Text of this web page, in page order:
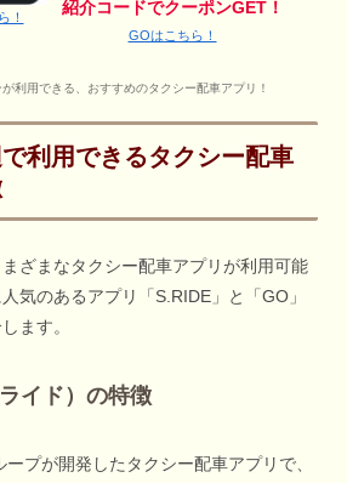
！
紹介コードでクーポンGET！
GOはこちら！
利用できる、おすすめのタクシー配車アプリ！
利用できるタクシー配車
ざまなタクシー配車アプリが利用可能
気のあるアプリ「S.RIDE」と「GO」
ます。
イド）の特徴
プが開発したタクシー配車アプリで、